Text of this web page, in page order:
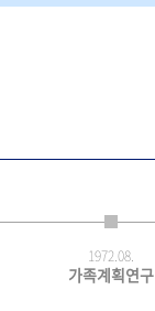
1972.08.
가족계획연구